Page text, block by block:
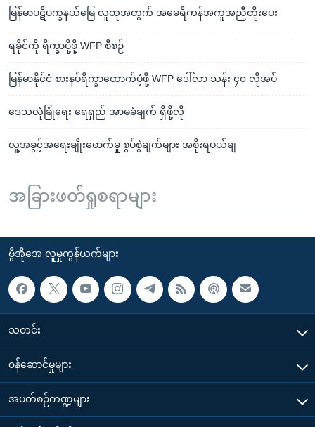
မြန်မာပဋိပက္ခနယ်မြေ လူထုအတွက် အမေရိကန်အကူအညီတိုးပေး
ရခိုင်ကို ရိက္ခာပို့ဖို့ WFP စီစဉ်
မြန်မာနိုင်ငံ စားနပ်ရိက္ခာထောက်ပံ့ဖို့ WFP ဒေါ်လာ သန်း ၄၀ လိုအပ်
ဒေသလုံခြုံရေး ရေရှည် အာမခံချက် ရှိဖို့လို
လူ့အခွင့်အရေးချိုးဖောက်မှု စွပ်စွဲချက်များ အစိုးရပယ်ချ
အခြားဖတ်ရှုစရာများ
ဗွီအိုအေ လူမှုကွန်ယက်များ
သတင်း
၀န်ဆောင်မှုများ
အပတ်စဉ်ကဏ္ဍများ